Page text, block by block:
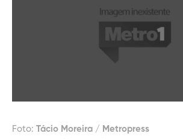
Foto: Tácio Moreira / Metropress